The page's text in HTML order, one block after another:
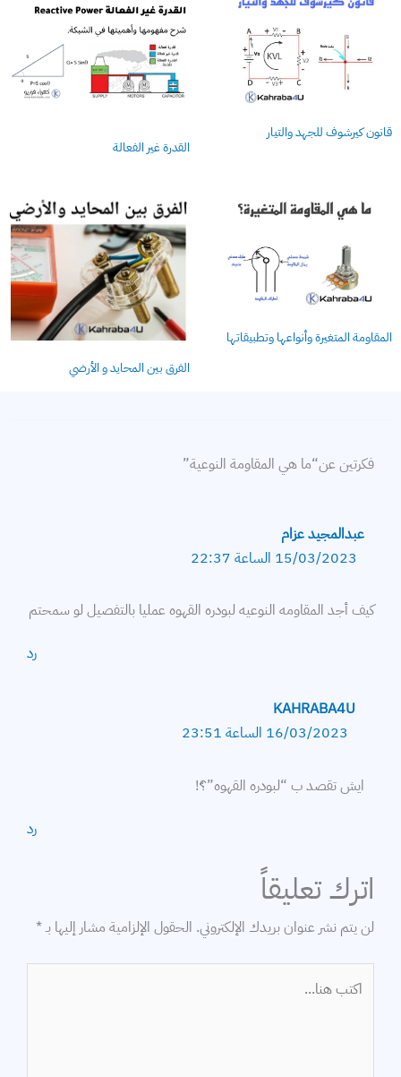
قانون كيرشوف للجهد والتيار
القدرة غير الفعالة
المقاومة المتغيرة وأنواعها وتطبيقاتها
الفرق بين المحايد و الأرضي
فكرتين عن“ما هي المقاومة النوعية”
عبدالمجيد عزام
15/03/2023 الساعة 22:37
كيف أجد المقاومه النوعيه لبودره القهوه عمليا بالتفصيل لو سمحتم
رد
KAHRABA4U
16/03/2023 الساعة 23:51
ايش تقصد ب “لبودره القهوه”؟ّ!
رد
اترك تعليقاً
لن يتم نشر عنوان بريدك الإلكتروني. الحقول الإلزامية مشار إليها بـ*